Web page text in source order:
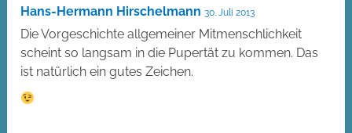
Hans-Hermann Hirschelmann 30. Juli 2013
Die Vorgeschichte allgemeiner Mitmenschlichkeit
scheint so langsam in die Pupertät zu kommen. Das
ist natürlich ein gutes Zeichen.